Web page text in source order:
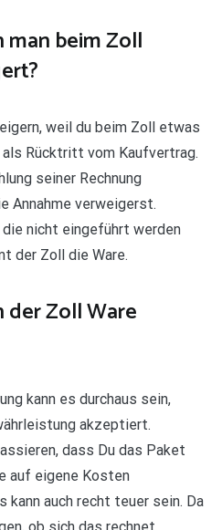
man beim Zoll
weil du beim Zoll etwas
Rücktritt vom Kaufvertrag.
seiner Rechnung
Annahme verweigerst.
die nicht eingeführt werden
der Zoll die Ware.
der Zoll Ware
kann es durchaus sein,
akzeptiert.
dass Du das Paket
auf eigene Kosten
kann auch recht teuer sein. Da